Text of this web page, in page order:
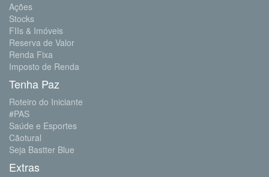
Ações
Stocks
FIIs & Imóveis
Reserva de Valor
Renda Fixa
Imposto de Renda
Tenha Paz
Roteiro do Iniciante
#PAS
Saúde e Esportes
Cãotural
Seja Bastter Blue
Extras